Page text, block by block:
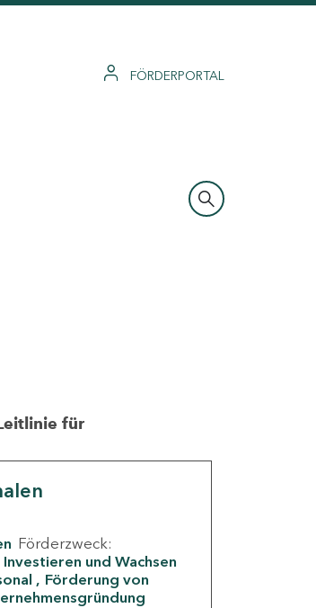
FÖRDERPORTAL
für
Förderzweck:
Investieren und Wachsen
Förderung von